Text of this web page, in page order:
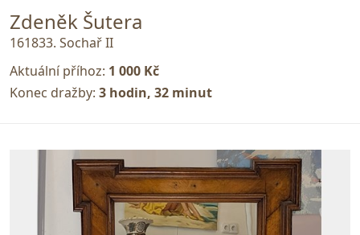
Zdeněk Šutera
161833. Sochař II
Aktuální příhoz: 1 000 Kč
Konec dražby: 3 hodin, 32 minut